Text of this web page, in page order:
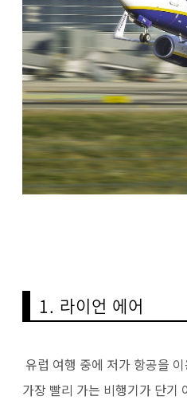
1. 라이언 에어
유럽 여행 중에 저가 항공을
가장 빨리 가는 비행기가 단기